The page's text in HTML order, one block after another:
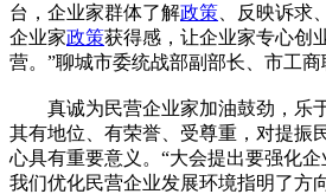
台，企业家群体了解政策 、反映诉求
企业家政策获得感，让企业家专心创
营。”聊城市委统战部副部长、市工商
真诚为民营企业家加油鼓劲，乐
其有地位、有荣誉、受尊重，对提振
心具有重要意义。“大会提出要强化
我们优化民营企业发展环境指明了方